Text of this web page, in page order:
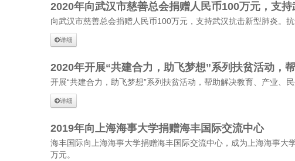
2020年向武汉市慈善总会捐赠人民币100万元，支持
向武汉市慈善总会捐赠人民币100万元，支持武汉抗击新型肺炎。
详细
2020年开展“共建合力，助飞梦想”系列扶贫活动，
开展“共建合力，助飞梦想”系列扶贫活动，帮助解决教育、产业、
详细
2019年向上海海事大学捐赠海丰国际交流中心
海丰国际向上海海事大学捐赠海丰国际交流中心，成为上海海事
万元。